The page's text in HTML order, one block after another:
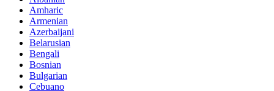
Amharic
Armenian
Azerbaijani
Belarusian
Bengali
Bosnian
Bulgarian
Cebuano